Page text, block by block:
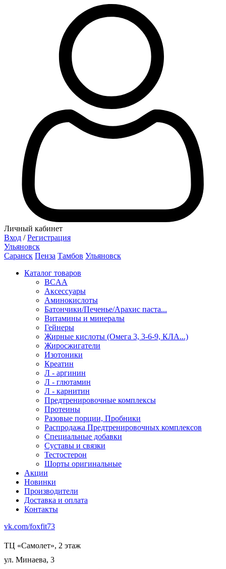
Личный кабинет
Вход / Регистрация
Ульяновск
Саранск Пенза Тамбов Ульяновск
Каталог товаров
BCAA
Аксессуары
Аминокислоты
Батончики/Печенье/Арахис паста...
Витамины и минералы
Гейнеры
Жирные кислоты (Омега 3, 3-6-9, КЛА...)
Жиросжигатели
Изотоники
Креатин
Л - аргинин
Л - глютамин
Л - карнитин
Предтренировочные комплексы
Протеины
Разовые порции, Пробники
Распродажа Предтренировочных комплексов
Специальные добавки
Суставы и связки
Тестостерон
Шорты оригинальные
Акции
Новинки
Производители
Доставка и оплата
Контакты
vk.com/foxfit73
ТЦ «Самолет», 2 этаж
ул. Минаева, 3